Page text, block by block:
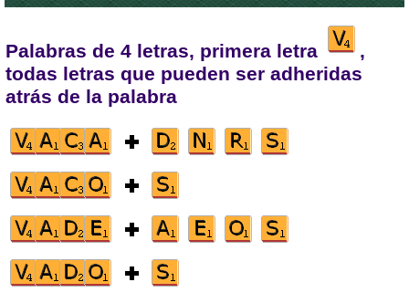
Palabras de 4 letras, primera letra
,
todas letras que pueden ser adheridas
atrás de la palabra